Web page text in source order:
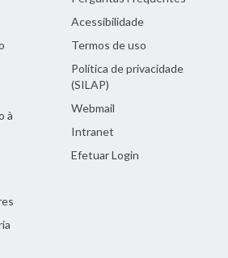
à
Acessibilidade
Termos de uso
Política de privacidade
(SILAP)
Webmail
Intranet
Efetuar Login